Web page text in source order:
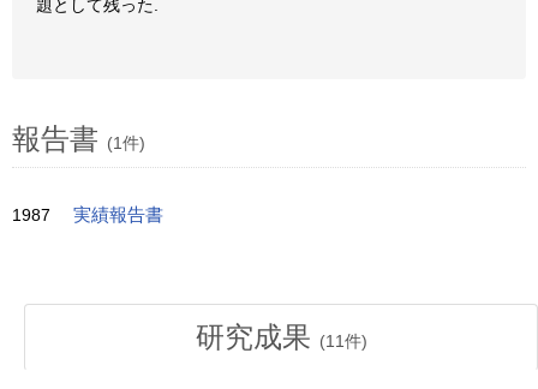
題として残った.
報告書 (1件)
1987 実績報告書
研究成果 (11件)